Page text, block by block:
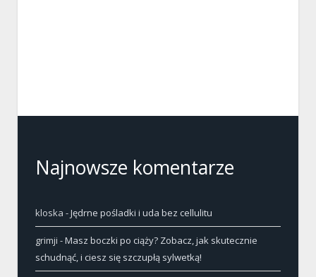
Najnowsze komentarze
kloska -Jędrne pośladki i uda bez cellulitu
grimji -Masz boczki po ciąży? Zobacz, jak skutecznie
schudnąć, i ciesz się szczupłą sylwetką!